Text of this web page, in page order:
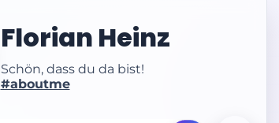
Florian Heinz
Schön, dass du da bist!
#aboutme